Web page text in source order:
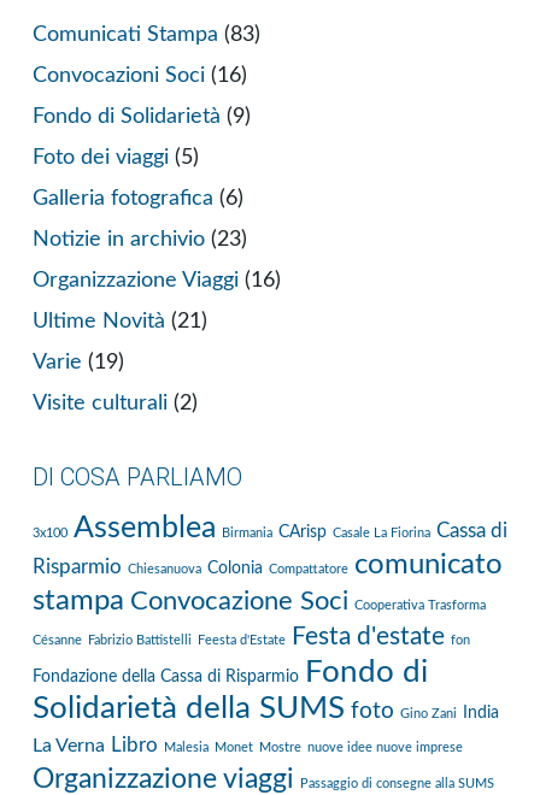
Comunicati Stampa (83)
Convocazioni Soci (16)
Fondo di Solidarietà (9)
Foto dei viaggi (5)
Galleria fotografica (6)
Notizie in archivio (23)
Organizzazione Viaggi (16)
Ultime Novità (21)
Varie (19)
Visite culturali (2)
DI COSA PARLIAMO
3x100 Assemblea Birmania CArisp Casale La Fiorina Cassa di
Risparmio Chiesanuova Colonia Compattatore comunicato
stampa Convocazione Soci Cooperativa Trasforma
Césanne Fabrizio Battistelli Feesta d'Estate Festa d'estate fon
Fondazione della Cassa di Risparmio
Fondo di
Solidarietà della SUMS foto Gino Zani India
La Verna Libro Malesia Monet Mostre nuove idee nuove imprese
Organizzazione viaggi Passaggio di consegne alla SUMS